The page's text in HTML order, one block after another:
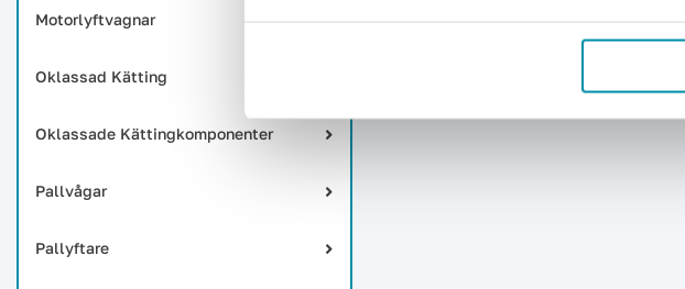
Motorlyftvagnar
Oklassad Kätting
Oklassade Kättingkomponenter
Pallvågar
Pallyftare